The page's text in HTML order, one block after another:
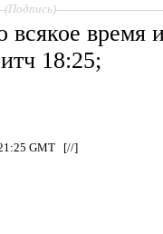
(Подпись)
время
18:25;
GMT [//]